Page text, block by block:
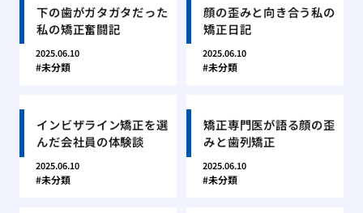
下の歯がガタガタだった
私の矯正奮闘記
2025.06.10
未分類
顔の歪みと向き合う私の
矯正日記
2025.06.10
未分類
インビザライン矯正を選
んだ会社員の体験談
2025.06.10
未分類
矯正専門医が語る顔の歪
みと歯列矯正
2025.06.10
未分類